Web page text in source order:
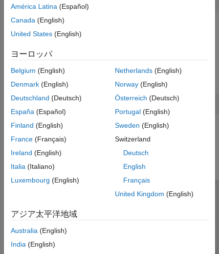
この情報は役に立ちましたか？
América Latina (Español)
Canada (English)
United States (English)
ヨーロッパ
Belgium (English)
Denmark (English)
Deutschland (Deutsch)
España (Español)
Finland (English)
France (Français)
Ireland (English)
Italia (Italiano)
Luxembourg (English)
Netherlands(English)
Norway(English)
Österreich (Deutsch)
Portugal(English)
Sweden (English)
Switzerland
Deutsch
English
Français
United Kingdom (English)
アジア太平洋地域
Australia (English)
India (English)
プライバシー ポリシー
違法コピー防止
アプリケーション ステータス